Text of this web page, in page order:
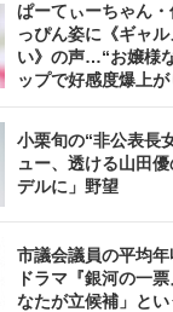
ぱーてぃーちゃん
っぴん姿に《ギャ
い》の声…“お嬢様
ップで好感度爆上が
小栗旬の“非公表長
ュー、透ける山田
デルに」野望
市議会議員の平均年
ドラマ『銀河の一
なたが立候補」と